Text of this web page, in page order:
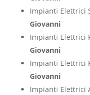
Impianti Elettrici
Giovanni
Impianti Elettrici
Giovanni
Impianti Elettrici
Giovanni
Impianti Elettrici